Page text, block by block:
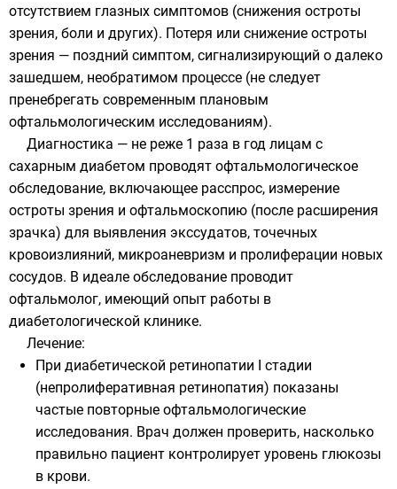
отсутствием глазных симптомов (снижения остроты
зрения, боли и других). Потеря или снижение остроты
зрения — поздний симптом, сигнализирующий о далеко
зашедшем, необратимом процессе (не следует
пренебрегать современным плановым
офтальмологическим исследованиям).
Диагностика — не реже 1 раза в год лицам с
сахарным диабетом проводят офтальмологическое
обследование, включающее расспрос, измерение
остроты зрения и офтальмоскопию (после расширения
зрачка) для выявления экссудатов, точечных
кровоизлияний, микроаневризм и пролиферации новых
сосудов. В идеале обследование проводит
офтальмолог, имеющий опыт работы в
диабетологической клинике.
Лечение:
При диабетической ретинопатии I стадии
(непролиферативная ретинопатия) показаны
частые повторные офтальмологические
исследования. Врач должен проверить, насколько
правильно пациент контролирует уровень глюкозы
в крови.